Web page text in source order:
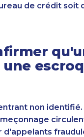
de crédit soit
une
non identifié.